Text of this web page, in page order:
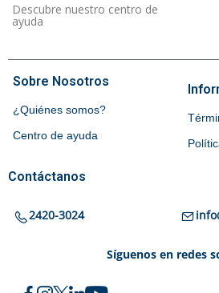
Descubre nuestro centro de
ayuda
Sobre Nosotros
¿Quiénes somos?
Centro de ayuda
Contáctanos
2420-3024
Síguenos en redes